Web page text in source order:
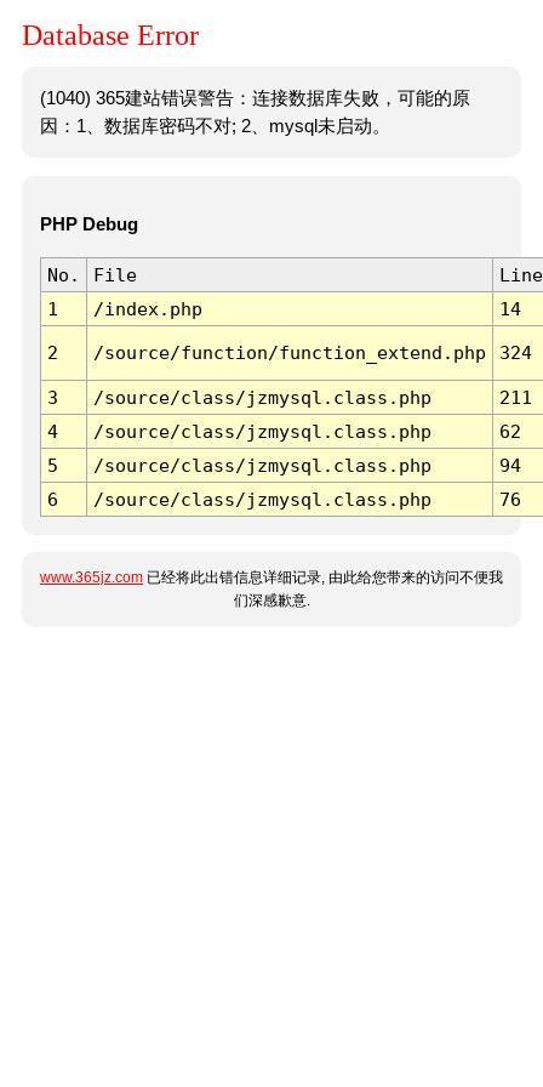
Database Error
(1040) 365建站错误警告：连接数据库失败，可能的原
因：1、数据库密码不对; 2、mysql未启动。
PHP Debug
No. File
Line
1
/index.php 14
2 /source/function/function_extend.php 324
3 /source/class/jzmysql.class.php
211
4
/source/class/jzmysql.class.php
62
5
/source/class/jzmysql.class.php
94
6
/source/class/jzmysql.class.php 76
www.365jz.com 已经将此出错信息详细记录, 由此给您带来的访问不便我
们深感歉意.